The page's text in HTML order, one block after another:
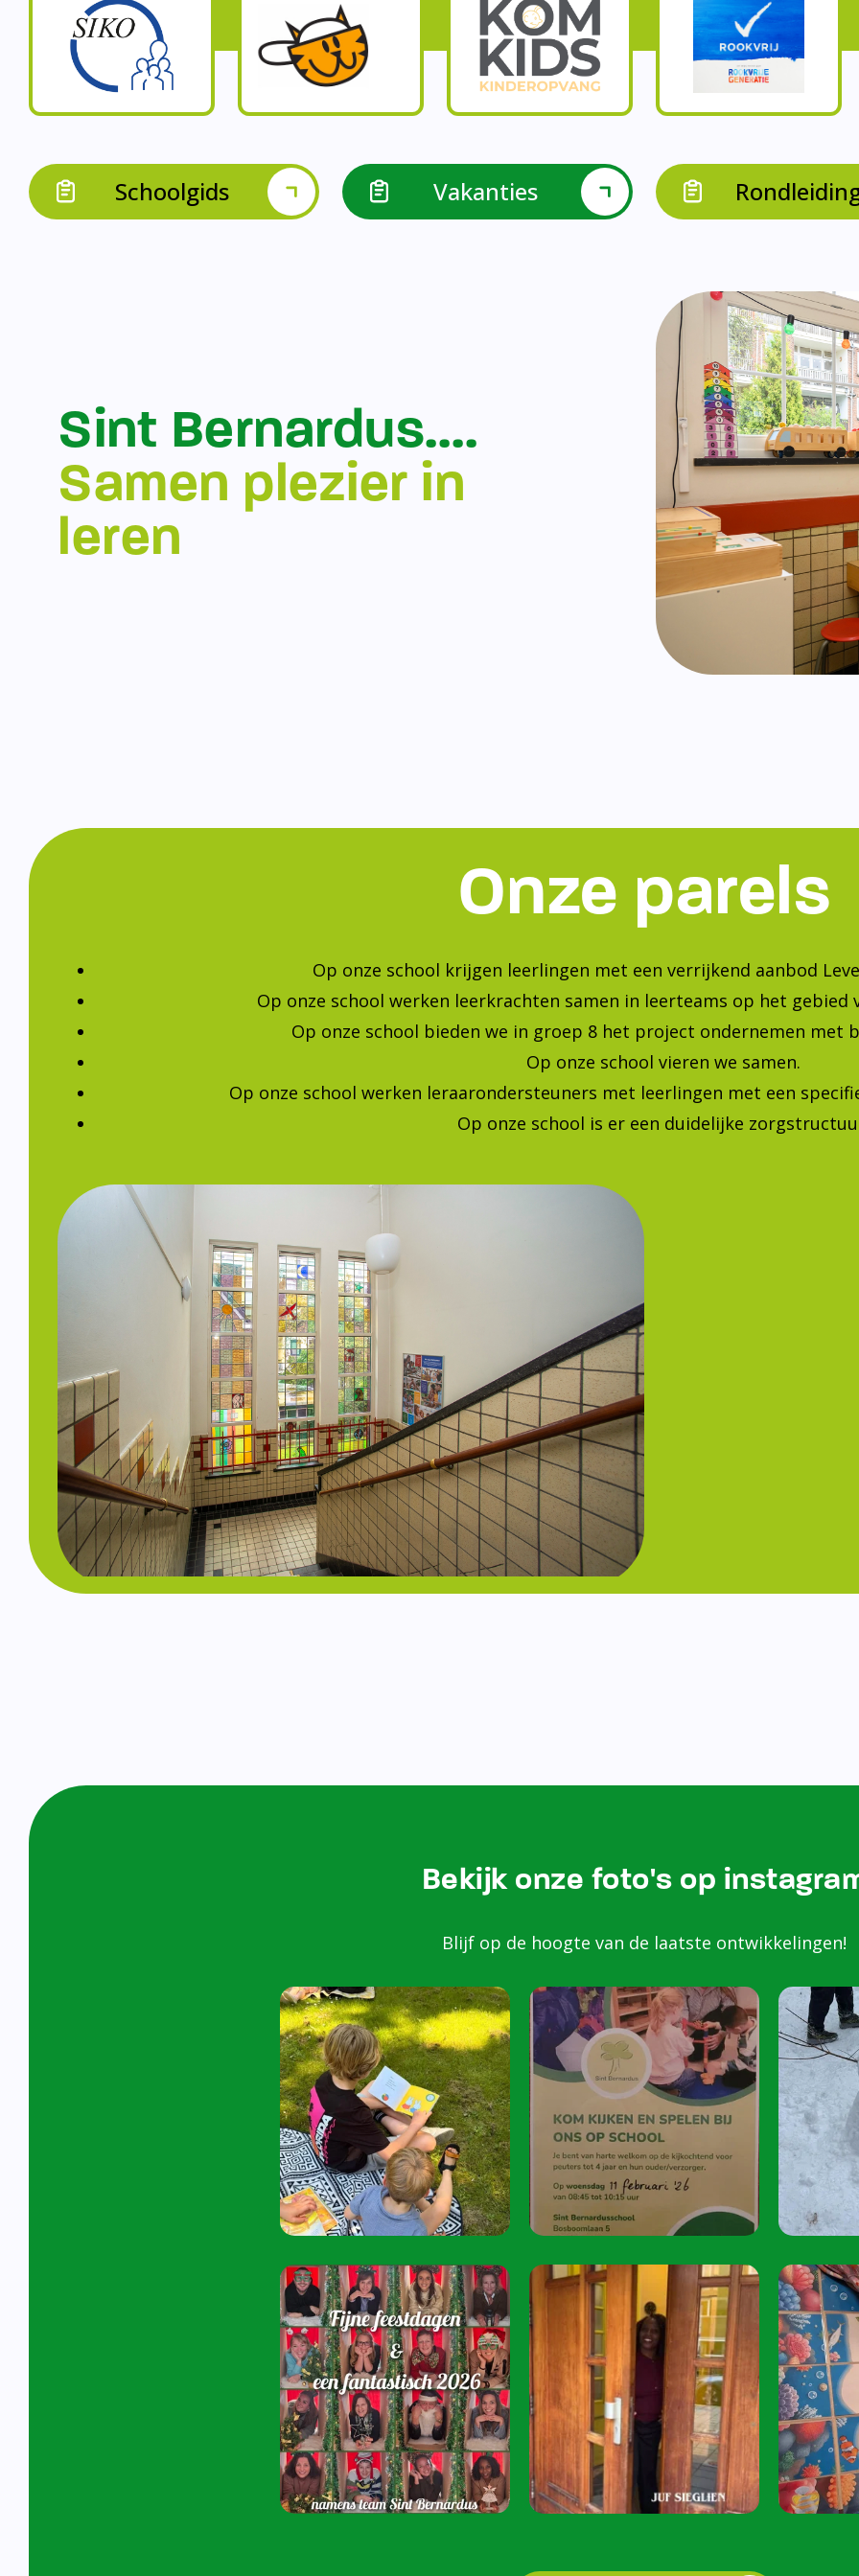
Op onze school krijgen leerlingen met een verrijkend aanbod
Op onze school werken leerkrachten samen in leerteams op het gebied
Op onze school vieren we samen.
Op onze school werken leraarondersteuners met leerlingen met een
Bekijk onze foto's op
Blijf op de hoogte van de laatste ontwikkelingen!
Kom
Peuters van 2
harte welkom
oktober 2026.
Speel je mee?